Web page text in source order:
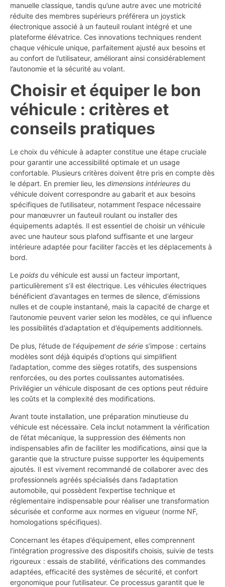
manuelle classique, tandis qu’une autre avec une motricité
réduite des membres supérieurs préférera un joystick
électronique associé à un fauteuil roulant intégré et une
plateforme élévatrice. Ces innovations techniques rendent
chaque véhicule unique, parfaitement ajusté aux besoins et
au confort de l’utilisateur, améliorant ainsi considérablement
l’autonomie et la sécurité au volant.
Choisir et équiper le bon
véhicule : critères et
conseils pratiques
Le choix du véhicule à adapter constitue une étape cruciale
pour garantir une accessibilité optimale et un usage
confortable. Plusieurs critères doivent être pris en compte dès
le départ. En premier lieu, les dimensions intérieures du
véhicule doivent correspondre au gabarit et aux besoins
spécifiques de l’utilisateur, notamment l’espace nécessaire
pour manœuvrer un fauteuil roulant ou installer des
équipements adaptés. Il est essentiel de choisir un véhicule
avec une hauteur sous plafond suffisante et une largeur
intérieure adaptée pour faciliter l’accès et les déplacements à
bord.
Le poids du véhicule est aussi un facteur important,
particulièrement s’il est électrique. Les véhicules électriques
bénéficient d’avantages en termes de silence, d’émissions
nulles et de couple instantané, mais la capacité de charge et
l’autonomie peuvent varier selon les modèles, ce qui influence
les possibilités d’adaptation et d’équipements additionnels.
De plus, l’étude de l’équipement de série s’impose : certains
modèles sont déjà équipés d’options qui simplifient
l’adaptation, comme des sièges rotatifs, des suspensions
renforcées, ou des portes coulissantes automatisées.
Privilégier un véhicule disposant de ces options peut réduire
les coûts et la complexité des modifications.
Avant toute installation, une préparation minutieuse du
véhicule est nécessaire. Cela inclut notamment la vérification
de l’état mécanique, la suppression des éléments non
indispensables afin de faciliter les modifications, ainsi que la
garantie que la structure puisse supporter les équipements
ajoutés. Il est vivement recommandé de collaborer avec des
professionnels agréés spécialisés dans l’adaptation
automobile, qui possèdent l’expertise technique et
réglementaire indispensable pour réaliser une transformation
sécurisée et conforme aux normes en vigueur (norme NF,
homologations spécifiques).
Concernant les étapes d’équipement, elles comprennent
l’intégration progressive des dispositifs choisis, suivie de tests
rigoureux : essais de stabilité, vérifications des commandes
adaptées, efficacité des systèmes de sécurité, et confort
ergonomique pour l’utilisateur. Ce processus garantit que le